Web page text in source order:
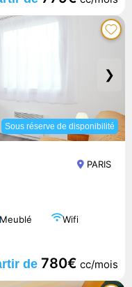
❯
Sous réserve de disponibilité
PARIS
Meublé Wifi
de 780€ cc/mois